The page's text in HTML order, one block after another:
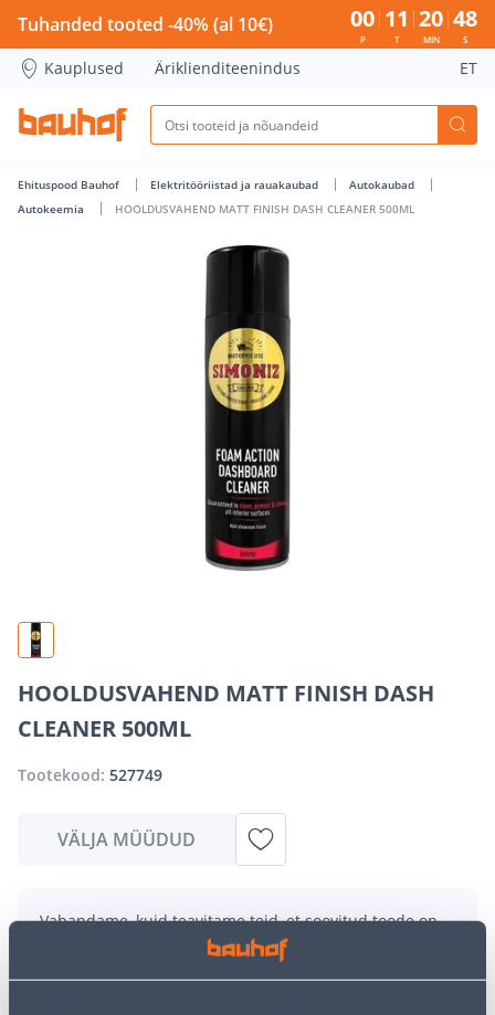
HOOLDUSVAHEND MATT FINISH DASH CLEANER 500ML -
Tuhanded tooted -40% (al 10€) 00
P
11
T
20
MIN
48
S
Kauplused Äriklienditeenindus ET
Ehituspood Bauhof Elektritööriistad ja rauakaubad
Autokaubad
Autokeemia
HOOLDUSVAHEND MATT FINISH DASH CLEANER 500ML
HOOLDUSVAHEND MATT FINISH DASH
CLEANER 500ML
Tootekood: 527749
VÄLJA MÜÜDUD
Vabandame, kuid teavitame teid, et soovitud toode on
hetkel suure nõudluse tõttu ajutiselt otsas. Siiski
pakume suurepäraseid alternatiive samast
tootekategooriast, mis võivad teile sama palju rõõmu